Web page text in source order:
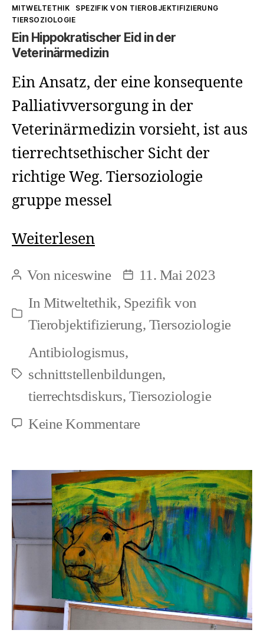
Kategorien
MITWELTETHIK
SPEZIFIK VON TIEROBJEKTIFIZIERUNG
TIERSOZIOLOGIE
Ein Hippokratischer Eid in der
Veterinärmedizin
Ein Ansatz, der eine konsequente
Palliativversorgung in der
Veterinärmedizin vorsieht, ist aus
tierrechtsethischer Sicht der
richtige Weg. Tiersoziologie
gruppe messel
WeiterlesenEin
Eid
in
der
Veterinärmedizin
Beitragsautor
Vonniceswine Beitragsdatum
11. Mai 2023
Kategorien
In Mitweltethik, Spezifik von
Tierobjektifizierung, Tiersoziologie
Schlagwörter
Antibiologismus,
schnittstellenbildungen,
tierrechtsdiskurs, Tiersoziologie
Keine Kommentarezu
Hippokratischer
Eid
in
der
Veterinärmedizin